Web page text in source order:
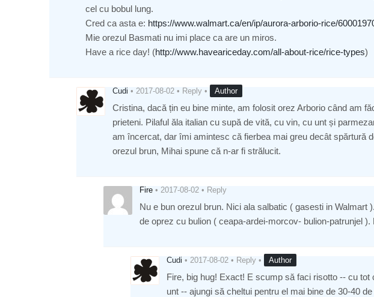
cel cu bobul lung.
Cred ca asta e: https://www.walmart.ca/en/ip/aurora-arborio-rice/
Mie orezul Basmati nu imi place ca are un miros.
Have a rice day! (http://www.haveariceday.com/all-about-rice/rice-types)
Cudi • 2017-08-02 • Reply • Author
Cristina, dacă țin eu bine minte, am folosit orez Arborio când am
prieteni. Pilaful ăla italian cu supă de vită, cu vin, cu unt și
am încercat, dar îmi amintesc că fierbea mai greu decât spărtură
orezul brun, Mihai spune că n-ar fi strălucit.
Fire • 2017-08-02 • Reply
Nu e bun orezul brun. Nici ala salbatic ( gasesti in Walmart
de oprez cu bulion ( ceapa-ardei-morcov- bulion-patrunjel
Cudi • 2017-08-02 • Reply • Author
Fire, big hug! Exact! E scump să faci risotto -- cu
unt -- ajungi să cheltui pentru el mai bine de 30-40